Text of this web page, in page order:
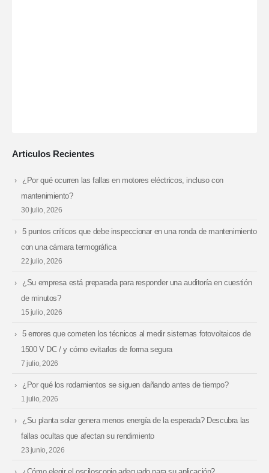
Articulos Recientes
¿Por qué ocurren las fallas en motores eléctricos, incluso con
mantenimiento?
30 julio, 2026
5 puntos críticos que debe inspeccionar en una ronda de mantenimiento
con una cámara termográfica
22 julio, 2026
¿Su empresa está preparada para responder una auditoría en cuestión
de minutos?
15 julio, 2026
5 errores que cometen los técnicos al medir sistemas fotovoltaicos de
1500 V DC / y cómo evitarlos de forma segura
7 julio, 2026
¿Por qué los rodamientos se siguen dañando antes de tiempo?
1 julio, 2026
¿Su planta solar genera menos energía de la esperada? Descubra las
fallas ocultas que afectan su rendimiento
23 junio, 2026